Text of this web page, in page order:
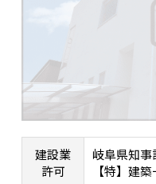
建設業
許可
岐阜県知事
【特】建